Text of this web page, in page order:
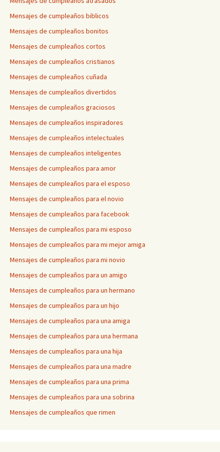
Mensajes de cumpleaños biblicos
Mensajes de cumpleaños bonitos
Mensajes de cumpleaños cortos
Mensajes de cumpleaños cristianos
Mensajes de cumpleaños cuñada
Mensajes de cumpleaños divertidos
Mensajes de cumpleaños graciosos
Mensajes de cumpleaños inspiradores
Mensajes de cumpleaños intelectuales
Mensajes de cumpleaños inteligentes
Mensajes de cumpleaños para amor
Mensajes de cumpleaños para el esposo
Mensajes de cumpleaños para el novio
Mensajes de cumpleaños para facebook
Mensajes de cumpleaños para mi esposo
Mensajes de cumpleaños para mi mejor amiga
Mensajes de cumpleaños para mi novio
Mensajes de cumpleaños para un amigo
Mensajes de cumpleaños para un hermano
Mensajes de cumpleaños para un hijo
Mensajes de cumpleaños para una amiga
Mensajes de cumpleaños para una hermana
Mensajes de cumpleaños para una hija
Mensajes de cumpleaños para una madre
Mensajes de cumpleaños para una prima
Mensajes de cumpleaños para una sobrina
Mensajes de cumpleaños que rimen